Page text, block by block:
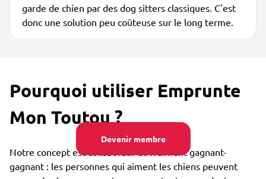
Devenir membre
garde de chien par des dog sitters classiques. C'est
donc une solution peu coûteuse sur le long terme.
Pourquoi utiliser Emprunte
Mon Toutou ?
Notre concept est collaboratif et vraiment gagnant-
gagnant : les personnes qui aiment les chiens peuvent